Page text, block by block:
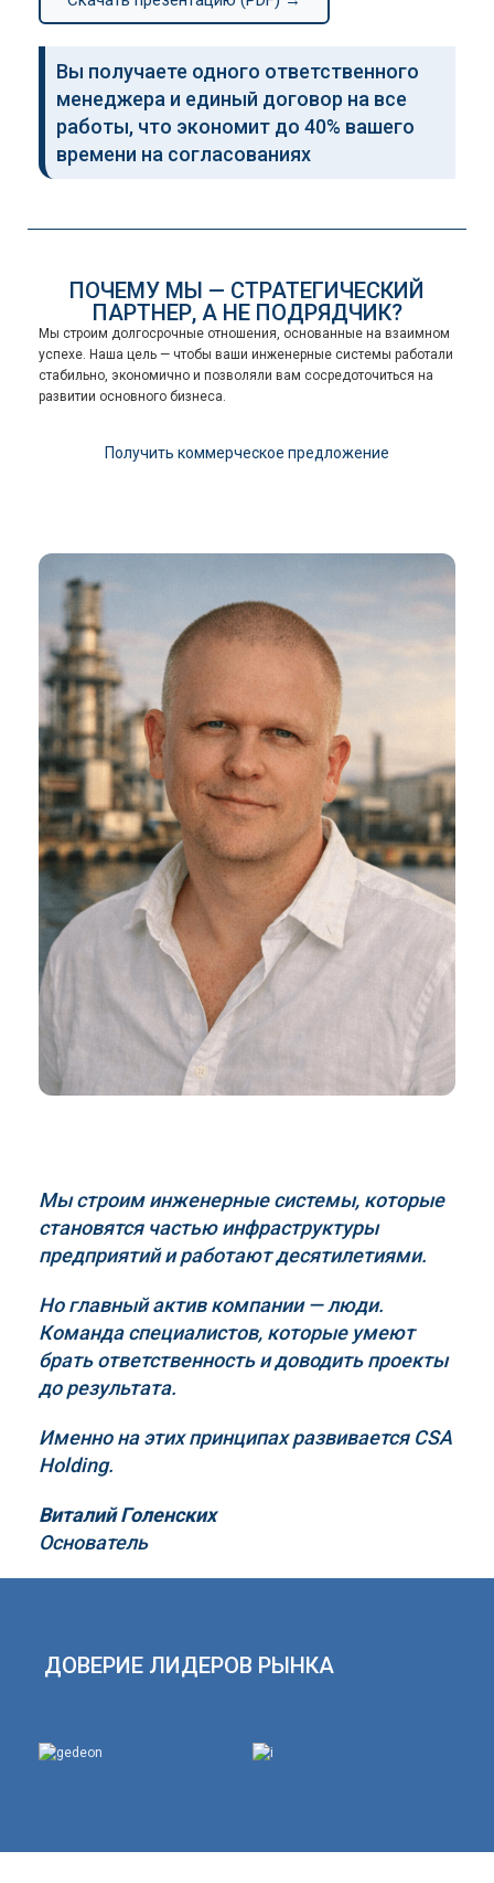
Вы получаете одного ответственного
менеджера и единый договор на все
работы, что экономит до 40% вашего
времени на согласованиях
ПОЧЕМУ МЫ — СТРАТЕГИЧЕСКИЙ
ПАРТНЕР, А НЕ ПОДРЯДЧИК?
Мы строим долгосрочные отношения, основанные на взаимном
успехе. Наша цель — чтобы ваши инженерные системы работали
стабильно, экономично и позволяли вам сосредоточиться на
развитии основного бизнеса.
Получить коммерческое предложение
Мы строим инженерные системы, которые
становятся частью инфраструктуры
предприятий и работают десятилетиями.
Но главный актив компании — люди.
Команда специалистов, которые умеют
брать ответственность и доводить проекты
до результата.
Именно на этих принципах развивается CSA
Holding.
Виталий Голенских
Основатель
ДОВЕРИЕ ЛИДЕРОВ РЫНКА